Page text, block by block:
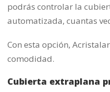
podrás controlar la
automatizada, cuantas
Con esta opción,
comodidad.
Cubierta extraplana